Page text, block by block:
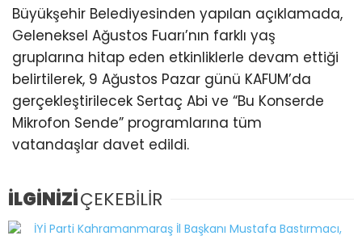
Büyükşehir Belediyesinden yapılan açıklamada,
Geleneksel Ağustos Fuarı’nın farklı yaş
gruplarına hitap eden etkinliklerle devam ettiği
belirtilerek, 9 Ağustos Pazar günü KAFUM’da
gerçekleştirilecek Sertaç Abi ve “Bu Konserde
Mikrofon Sende” programlarına tüm
vatandaşlar davet edildi.
İLGİNİZİÇEKEBİLİR